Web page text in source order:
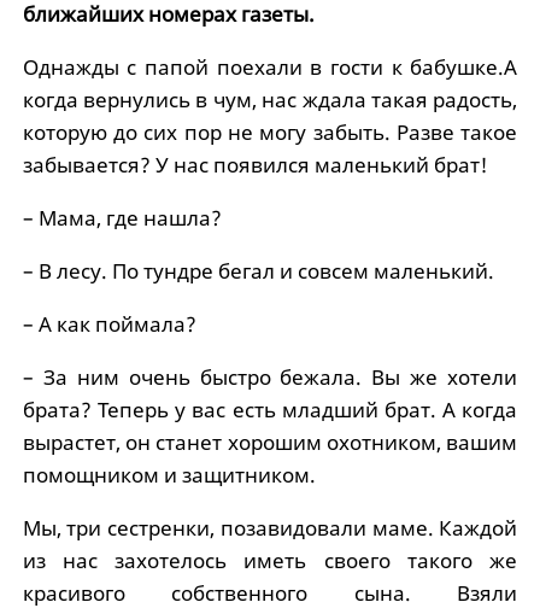
ближайших номерах газеты.
Однажды с папой поехали в гости к бабушке.А
когда вернулись в чум, нас ждала такая радость,
которую до сих пор не могу забыть. Разве такое
забывается? У нас появился маленький брат!
– Мама, где нашла?
– В лесу. По тундре бегал и совсем маленький.
– А как поймала?
– За ним очень быстро бежала. Вы же хотели
брата? Теперь у вас есть младший брат. А когда
вырастет, он станет хорошим охотником, вашим
помощником и защитником.
Мы, три сестренки, позавидовали маме. Каждой
из нас захотелось иметь своего такого же
красивого собственного сына. Взяли